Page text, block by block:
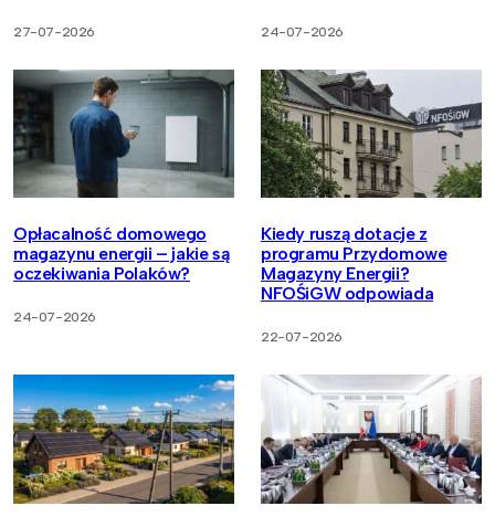
27-07-2026 24-07-2026
Opłacalność domowego
magazynu energii – jakie są
oczekiwania Polaków?
24-07-2026
Kiedy ruszą dotacje z
programu Przydomowe
Magazyny Energii?
NFOŚiGW odpowiada
22-07-2026